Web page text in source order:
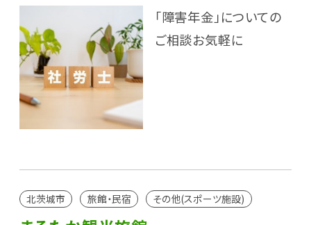
「障害年金」についての
ご相談お気軽に
北茨城市 旅館・民宿 その他(スポーツ施設)